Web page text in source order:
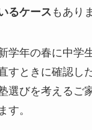
るケース もあり
学年の春に中学
すときに確認し
選びを考えるご
す。